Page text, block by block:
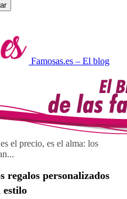
Famosas.es – El blog
el precio, es el alma: los
regalos personalizados
estilo